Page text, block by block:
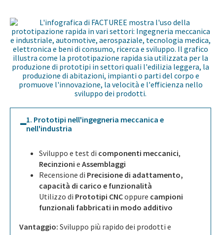
1. Prototipi nell'ingegneria meccanica e
nell'industria
Sviluppo e test di componenti meccanici,
Recinzioni e Assemblaggi
Recensione di Precisione di adattamento,
capacità di carico e funzionalità
Utilizzo di Prototipi CNCoppure campioni
funzionali fabbricati in modo additivo
Vantaggio: Sviluppo più rapido dei prodotti e